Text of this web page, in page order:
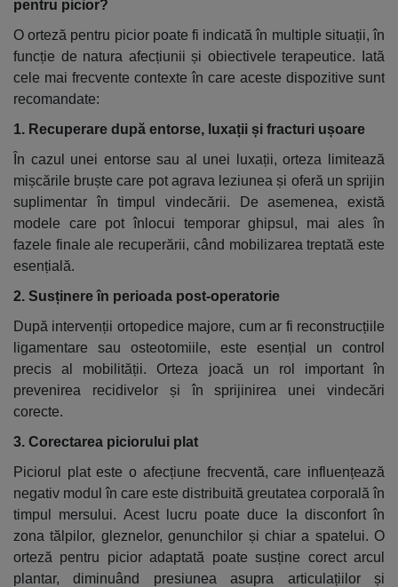
pentru picior?
O orteză pentru picior poate fi indicată în multiple situații, în
funcție de natura afecțiunii și obiectivele terapeutice. Iată
cele mai frecvente contexte în care aceste dispozitive sunt
recomandate:
1. Recuperare după entorse, luxații și fracturi ușoare
În cazul unei entorse sau al unei luxații, orteza limitează
mișcările bruște care pot agrava leziunea și oferă un sprijin
suplimentar în timpul vindecării. De asemenea, există
modele care pot înlocui temporar ghipsul, mai ales în
fazele finale ale recuperării, când mobilizarea treptată este
esențială.
2. Susținere în perioada post-operatorie
După intervenții ortopedice majore, cum ar fi reconstrucțiile
ligamentare sau osteotomiile, este esențial un control
precis al mobilității. Orteza joacă un rol important în
prevenirea recidivelor și în sprijinirea unei vindecări
corecte.
3. Corectarea piciorului plat
Piciorul plat este o afecțiune frecventă, care influențează
negativ modul în care este distribuită greutatea corporală în
timpul mersului. Acest lucru poate duce la disconfort în
zona tălpilor, gleznelor, genunchilor și chiar a spatelui. O
orteză pentru picior adaptată poate susține corect arcul
plantar, diminuând presiunea asupra articulațiilor și